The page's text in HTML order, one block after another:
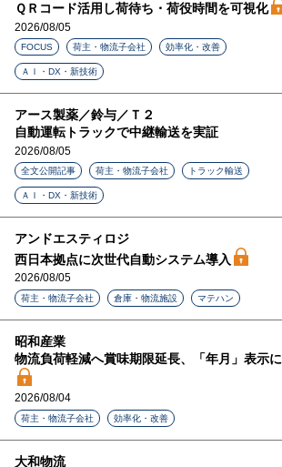
ＱＲコード活用し荷待ち・荷役時間を可視化
2026/08/05
FOCUS 荷主・物流子会社 効率化・改善
ＡＩ・DX・新技術
アース製薬／鈴与／Ｔ２
自動運転トラックで中継輸送を実証
2026/08/05
全文公開記事 荷主・物流子会社 トラック輸送
ＡＩ・DX・新技術
アンドエスティロジ
西日本拠点に次世代自動システム導入
2026/08/05
荷主・物流子会社 倉庫・物流施設 マテハン
昭和産業
物流負荷軽減へ賞味期限延長、「年月」表示に
2026/08/04
荷主・物流子会社 効率化・改善
大和物流